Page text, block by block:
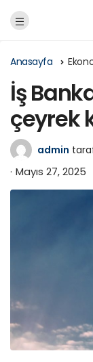
Anasayfa
İş
çeyrek
admin
Mayıs 27, 2025